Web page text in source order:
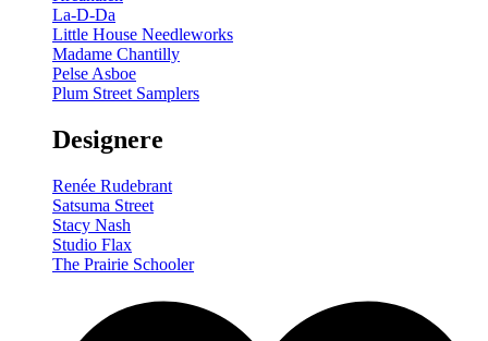
La-D-Da
Little House Needleworks
Madame Chantilly
Pelse Asboe
Plum Street Samplers
Designere
Renée Rudebrant
Satsuma Street
Stacy Nash
Studio Flax
The Prairie Schooler